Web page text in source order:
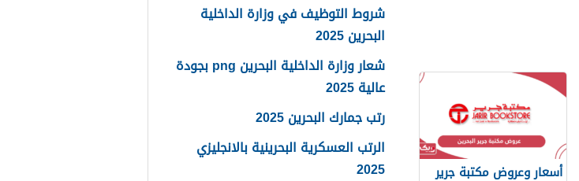
أسعار وعروض مكتبة جرير
شروط التوظيف في وزارة الداخلية
البحرين 2025
شعار وزارة الداخلية البحرين png بجودة
عالية 2025
رتب جمارك البحرين 2025
الرتب العسكرية البحرينية بالانجليزي
2025